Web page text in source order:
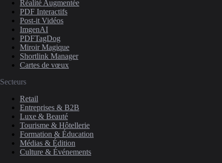
Réalité Augmentée
PDF Interactifs
Post-it Vidéos
ImgenAI
PDFTagDog
Miroir Magique
Shortlink Manager
Cartes de vœux
Secteurs
Retail
Entreprises & B2B
Luxe & Beauté
Tourisme & Hôtellerie
Formation & Éducation
Médias & Édition
Culture & Événements